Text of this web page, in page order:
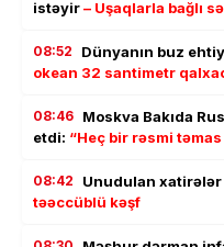
istəyir– Uşaqlarla bağlı
08:52 Dünyanın buz
okean 32 santimetr
08:46 Moskva Bakıda
etdi: “Heç bir rəsmi təmas
08:42 Unudulan
təəccüblü kəşf